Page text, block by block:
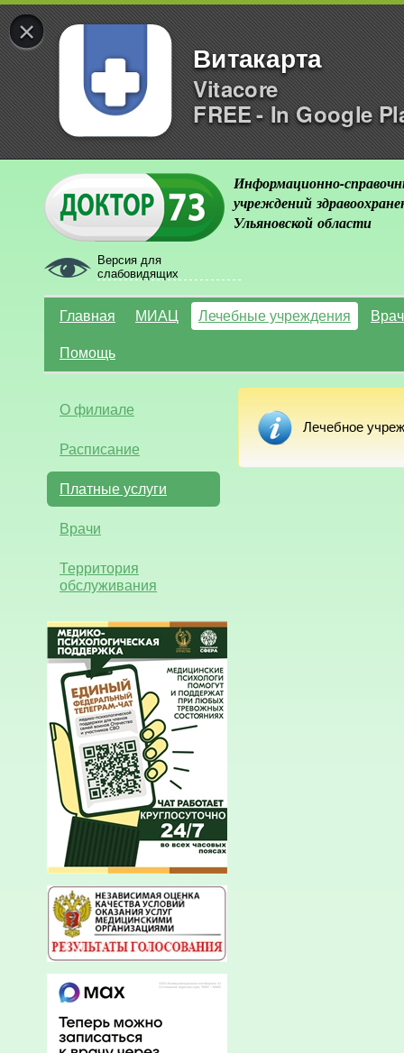
×
Витакарта
Vitacore
FREE - In Google
Версия для
слабовидящих
Информационно-
учреждений
Ульяновской области
Главная МИАЦ Лечебные учреждения
Помощь
О филиале
Расписание
Платные услуги
Врачи
Территория
обслуживания
Лечебное